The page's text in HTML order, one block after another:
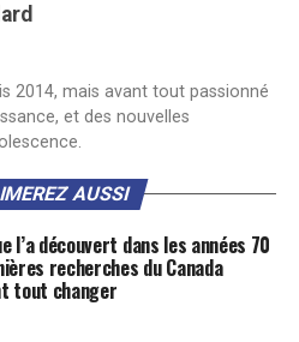
2014, mais avant tout passionné
et des nouvelles
AUSSI
l’a découvert dans les années 70
recherches du Canada
tout changer